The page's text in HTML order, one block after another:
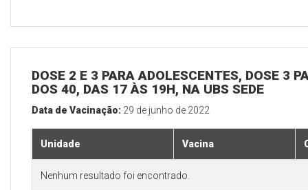
DOSE 2 E 3 PARA ADOLESCENTES, DOSE 3
DOS 40, DAS 17 ÀS 19H, NA UBS SEDE
Data de Vacinação: 29 de junho de 2022
Unidade Vacina
Nenhum resultado foi encontrado.